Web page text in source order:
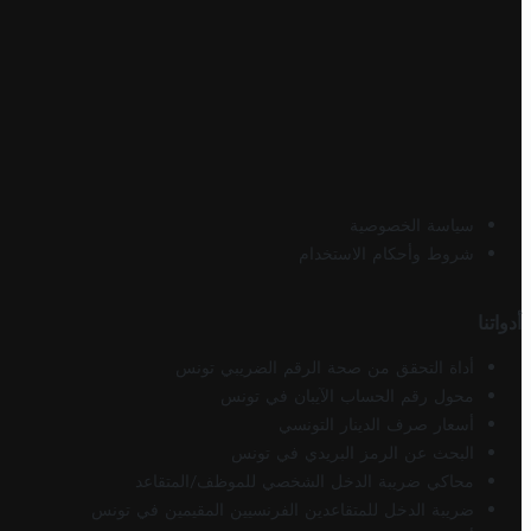
سياسة الخصوصية
شروط وأحكام الاستخدام
أدواتنا
أداة التحقق من صحة الرقم الضريبي تونس
محول رقم الحساب الآيبان في تونس
أسعار صرف الدينار التونسي
البحث عن الرمز البريدي في تونس
محاكي ضريبة الدخل الشخصي للموظف/المتقاعد
ضريبة الدخل للمتقاعدين الفرنسيين المقيمين في تونس